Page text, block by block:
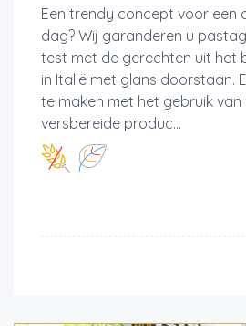
Een trendy concept voor een
dag? Wij garanderen u
test met de gerechten uit het
in Italië met glans doorstaan.
te maken met het gebruik van
versbereide produc...